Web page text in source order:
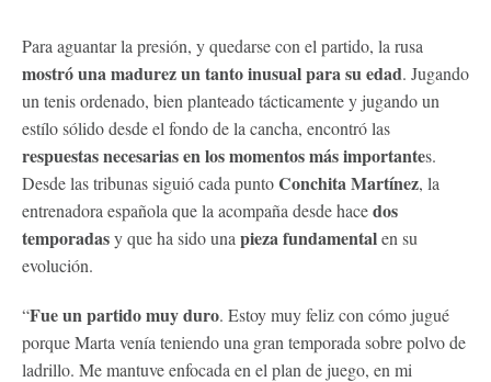
Para aguantar la presión, y quedarse con el partido, la rusa
mostró una madurez un tanto inusual para su edad. Jugando
un tenis ordenado, bien planteado tácticamente y jugando un
estílo sólido desde el fondo de la cancha, encontró las
respuestas necesarias en los momentos más importantes.
Desde las tribunas siguió cada puntoConchita Martínez, la
entrenadora española que la acompaña desde hacedos
temporadasy que ha sido una pieza fundamentalen su
evolución.
“Fue un partido muy duro. Estoy muy feliz con cómo jugué
porque Marta venía teniendo una gran temporada sobre polvo de
ladrillo. Me mantuve enfocada en el plan de juego, en mi